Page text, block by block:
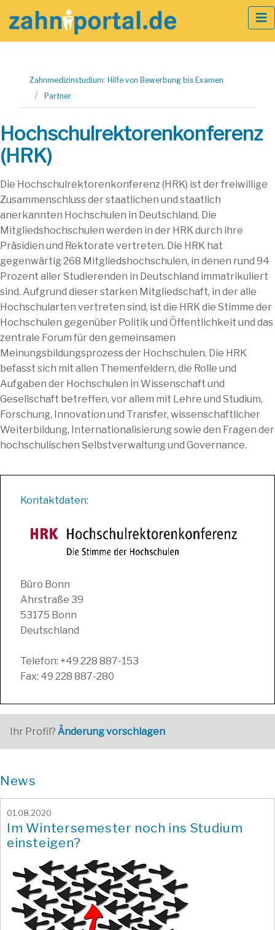
springen
Zahnmedizinstudium: Hilfe von Bewerbung bis Examen
Partner
Hochschulrektorenkonferenz
(HRK)
Die Hochschulrektorenkonferenz (HRK) ist der freiwillige
Zusammenschluss der staatlichen und staatlich
anerkannten Hochschulen in Deutschland. Die
Mitgliedshochschulen werden in der HRK durch ihre
Präsidien und Rektorate vertreten. Die HRK hat
gegenwärtig 268 Mitgliedshochschulen, in denen rund 94
Prozent aller Studierenden in Deutschland immatrikuliert
sind. Aufgrund dieser starken Mitgliedschaft, in der alle
Hochschularten vertreten sind, ist die HRK die Stimme der
Hochschulen gegenüber Politik und Öffentlichkeit und das
zentrale Forum für den gemeinsamen
Meinungsbildungsprozess der Hochschulen. Die HRK
befasst sich mit allen Themenfeldern, die Rolle und
Aufgaben der Hochschulen in Wissenschaft und
Gesellschaft betreffen, vor allem mit Lehre und Studium,
Forschung, Innovation und Transfer, wissenschaftlicher
Weiterbildung, Internationalisierung sowie den Fragen der
hochschulischen Selbstverwaltung und Governance.
Kontaktdaten:
Büro Bonn
Ahrstraße 39
53175 Bonn
Deutschland
Telefon: +49 228 887-153
Fax: 49 228 887-280
Ihr Profil? Änderung vorschlagen
News
01.08.2020
Im Wintersemester noch ins Studium
einsteigen?